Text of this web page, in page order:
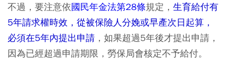
不過，要注意依國民年金法第28條規定， 生育給付有
5年請求權時效，從被保險人分娩或早產次日起算，
必須在5年內提出申請 ，如果超過5年後才提出申請，
因為已經超過申請期限，勞保局會核定不予給付。